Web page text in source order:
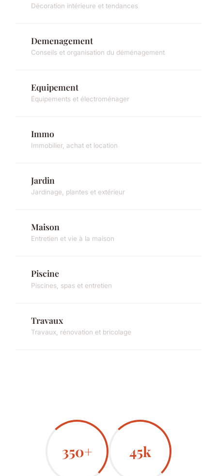
Décoration intérieure et tendances
Demenagement
Conseils et organisation du déménagement
Equipement
Équipements et électroménager
Immo
Immobilier, achat et location
Jardin
Jardinage, plantes et extérieur
Maison
Entretien et vie à la maison
Piscine
Piscines, spas et entretien
Travaux
Travaux, rénovation et bricolage
350+ 45k